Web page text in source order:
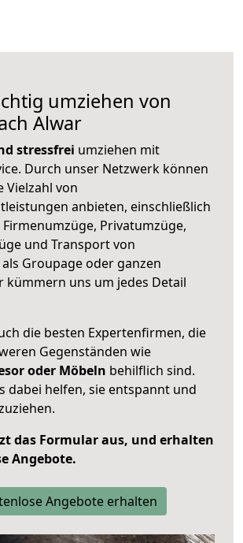
umziehen von
Alwar
stressfrei umziehen mit
Durch unser Netzwerk können
Vielzahl von
anbieten, einschließlich
Privatumzüge,
und Transport von
Groupage oder ganzen
kümmern uns um jedes Detail
die besten Expertenfirmen, die
Gegenständen wie
oder Möbeln behilflich sind.
dabei helfen, sie entspannt und
das Formular aus, und erhalten
Angebote.
Angebote erhalten